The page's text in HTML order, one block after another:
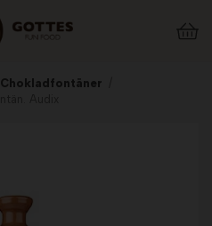
Chokladfontäner